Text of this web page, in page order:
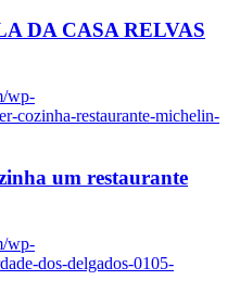
DA CASA RELVAS
wp-
cozinha-restaurante-michelin-
um restaurante
wp-
dos-delgados-0105-